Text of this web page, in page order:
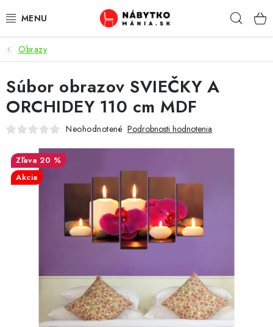
na
VÝPREDAJ
NOVINKY
OBÝVACIA IZBA
KUCHYŇA
SPÁĽŇA
PRACOVŇA / KANCELÁRIA
KÚPEĽŇA
DETSKÉ A ŠTUDENTSKÉ
Obrazy
Súbor obrazov SVIEČKY A
ORCHIDEY 110 cm MDF
Neohodnotené Podrobnosti hodnotenia
20 %
Akcia